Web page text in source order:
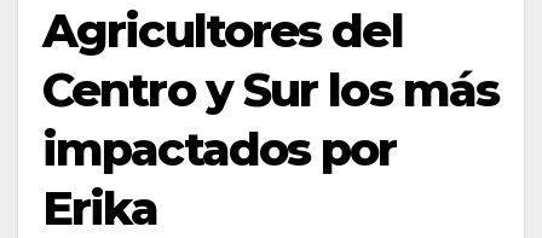
Agricultores del
Centro y Sur los más
impactados por
Erika